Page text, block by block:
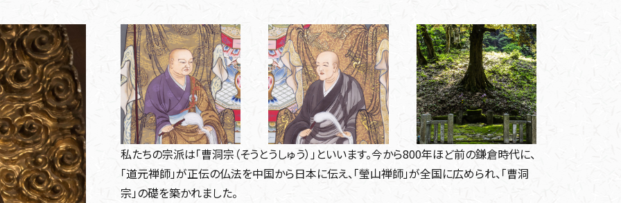
私たちの宗派は「曹洞宗（そうとうしゅう）」といいます。今から800年ほど前の鎌倉時代に、
「道元禅師」が正伝の仏法を中国から日本に伝え、「瑩山禅師」が全国に広められ、「曹洞
宗」の礎を築かれました。